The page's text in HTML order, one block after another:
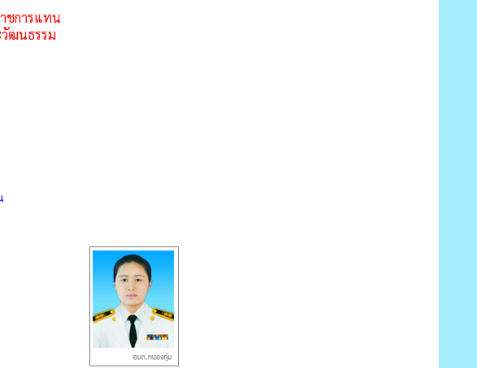
ชการแทน
วัฒนธรรม